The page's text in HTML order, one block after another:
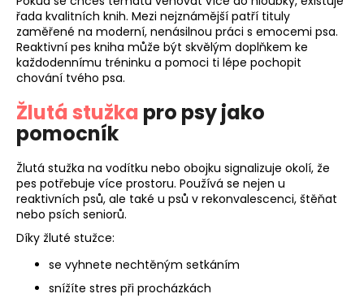
řada kvalitních knih. Mezi nejznámější patří tituly
zaměřené na moderní, nenásilnou práci s emocemi psa.
Reaktivní pes kniha může být skvělým doplňkem ke
každodennímu tréninku a pomoci ti lépe pochopit
chování tvého psa.
Žlutá stužka pro psy jako
pomocník
Žlutá stužka na vodítku nebo obojku signalizuje okolí, že
pes potřebuje více prostoru. Používá se nejen u
reaktivních psů, ale také u psů v rekonvalescenci, štěňat
nebo psích seniorů.
Díky žluté stužce:
se vyhnete nechtěným setkáním
snížíte stres při procházkách